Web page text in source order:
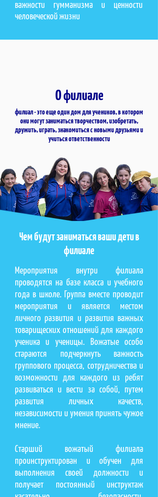
важности гумманизма и ценности
человеческой жизни
О филиале
филиал - это еще один дом для учеников, в котором
они могут заниматься творчеством, изобретать,
дружить, играть, знакомиться с новыми друзьями и
учиться ответственности
Чем будут заниматься ваши дети в
филиале
Мероприятия внутри филиала
проводятся на базе класса и учебного
года в школе. Группа вместе проводит
мероприятия и является местом
личного развития и развития важных
товарищеских отношений для каждого
ученика и ученицы. Вожатые особо
стараются подчеркнуть важность
группового процесса, сотрудничества и
возможности для каждого из ребят
развиваться и вести за собой, путем
развития личных качеств,
независимости и умения принять чужое
мнение.
Старший вожатый филиала
проинструктирован и обучен для
выполнения своей должности и
получает постоянный инструктаж